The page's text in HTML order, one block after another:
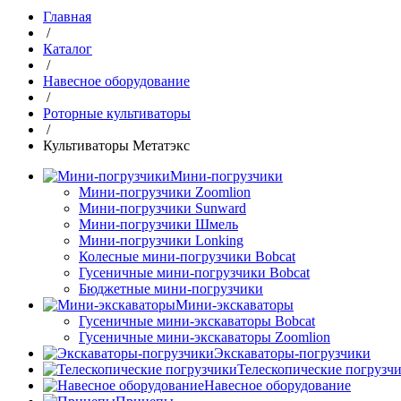
Главная
/
Каталог
/
Навесное оборудование
/
Роторные культиваторы
/
Культиваторы Метатэкс
Мини-погрузчики
Мини-погрузчики Zoomlion
Мини-погрузчики Sunward
Мини-погрузчики Шмель
Мини-погрузчики Lonking
Колесные мини-погрузчики Bobcat
Гусеничные мини-погрузчики Bobcat
Бюджетные мини-погрузчики
Мини-экскаваторы
Гусеничные мини-экскаваторы Bobcat
Гусеничные мини-экскаваторы Zoomlion
Экскаваторы-погрузчики
Телескопические
Навесное оборудование